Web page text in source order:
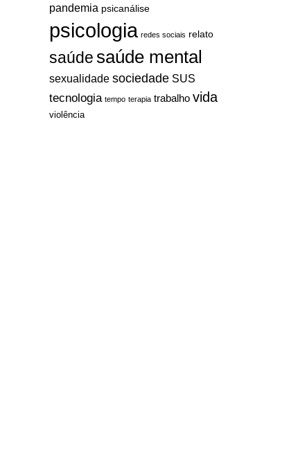
pandemia psicanálise
psicologia redes sociais relato
saúdesaúde mental
sexualidade sociedade SUS
tecnologia tempo terapia trabalho vida
violência